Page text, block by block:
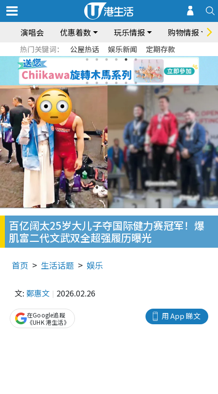
演唱会 优惠着数 玩乐情报 购物情报
热门关键词： 公屋热话 娱乐新闻 定期存款
百亿阔太25岁大儿子夺国际健力赛冠军！爆
肌富二代文武双全超强履历曝光
首页 生活话题 娱乐
文: 鄭惠文 2026.02.26
用 App 睇文
在Google追蹤
《UHK 港生活》